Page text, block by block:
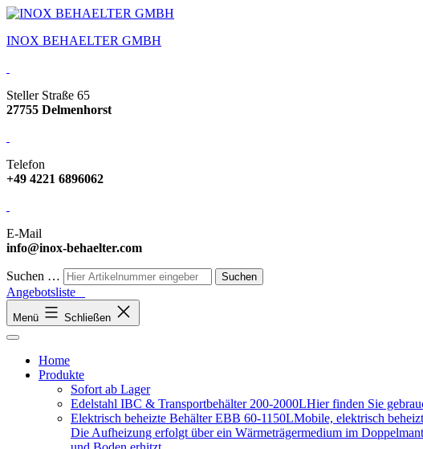
INOX BEHAELTER GMBH
Steller Straße 65
27755 Delmenhorst
Telefon
+49 4221 6896062
E-Mail
info@inox-behaelter.com
Suchen …
Angebotsliste
Menü Schließen
Home
Produkte
Sofort ab Lager
Edelstahl IBC & Transportbehälter 200-2000LHier finden Sie
Elektrisch beheizte Behälter EBB 60-1150LMobile, elektrisch
Die Aufheizung erfolgt über ein Wärmeträgermedium im